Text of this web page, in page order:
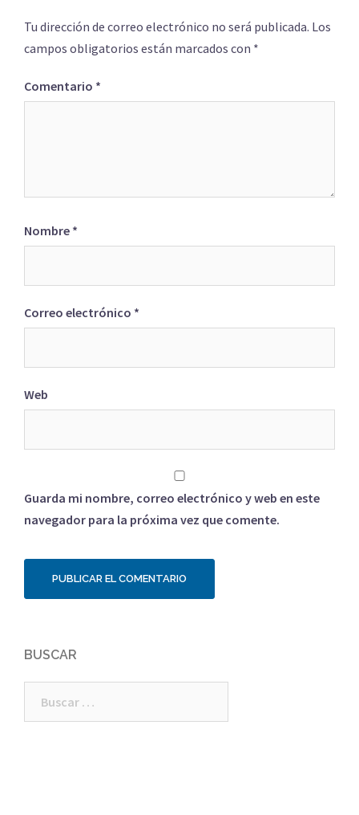
Tu dirección de correo electrónico no será publicada. Los
campos obligatorios están marcados con *
Comentario *
Nombre *
Correo electrónico *
Web
Guarda mi nombre, correo electrónico y web en este
navegador para la próxima vez que comente.
BUSCAR